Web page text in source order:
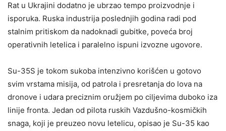
Rat u Ukrajini dodatno je ubrzao tempo proizvodnje i
isporuka. Ruska industrija poslednjih godina radi pod
stalnim pritiskom da nadoknadi gubitke, poveća broj
operativnih letelica i paralelno ispuni izvozne ugovore.
Su-35S je tokom sukoba intenzivno korišćen u gotovo
svim vrstama misija, od patrola i presretanja do lova na
dronove i udara preciznim oružjem po ciljevima duboko iza
linije fronta. Jedan od pilota ruskih Vazdušno-kosmičkih
snaga, koji je preuzeo novu letelicu, opisao je Su-35 kao